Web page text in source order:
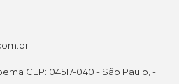
CEP: 04517-040 - São Paulo, -